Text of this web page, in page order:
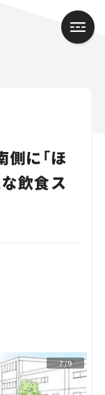
に「ほ
な飲食ス
7/9